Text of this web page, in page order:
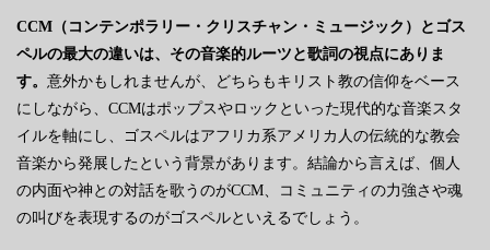
CCM（コンテンポラリー・クリスチャン・ミュージック）とゴス
ペルの最大の違いは、その音楽的ルーツと歌詞の視点にありま
す。 意外かもしれませんが、どちらもキリスト教の信仰をベース
にしながら、CCMはポップスやロックといった現代的な音楽スタ
イルを軸にし、ゴスペルはアフリカ系アメリカ人の伝統的な教会
音楽から発展したという背景があります。結論から言えば、個人
の内面や神との対話を歌うのがCCM、コミュニティの力強さや魂
の叫びを表現するのがゴスペルといえるでしょう。